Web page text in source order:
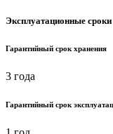
Эксплуатационные сроки
Гарантийный срок хранения
3 года
Гарантийный срок